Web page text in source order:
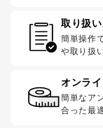
取り扱
簡単操作
や取り扱
オンラ
簡単なア
合った最